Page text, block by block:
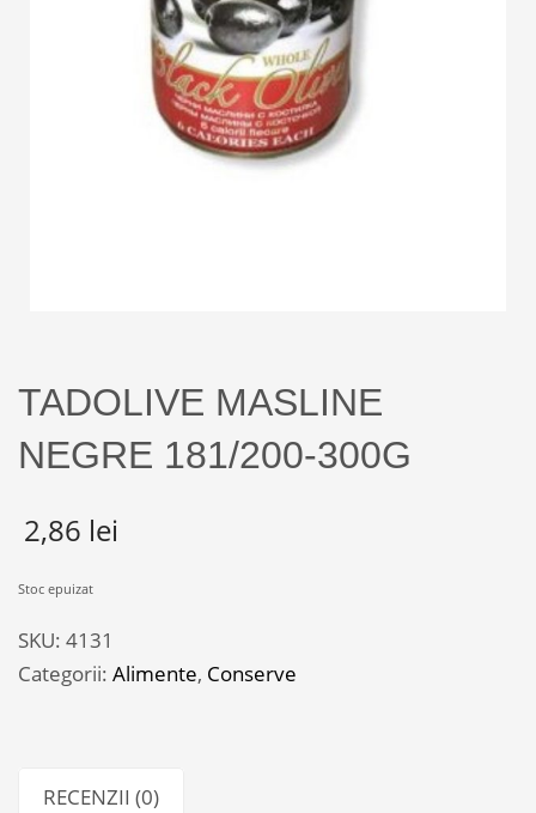
TADOLIVE MASLINE
NEGRE 181/200-300G
2,86 lei
Stoc epuizat
SKU: 4131
Categorii: Alimente, Conserve
RECENZII (0)